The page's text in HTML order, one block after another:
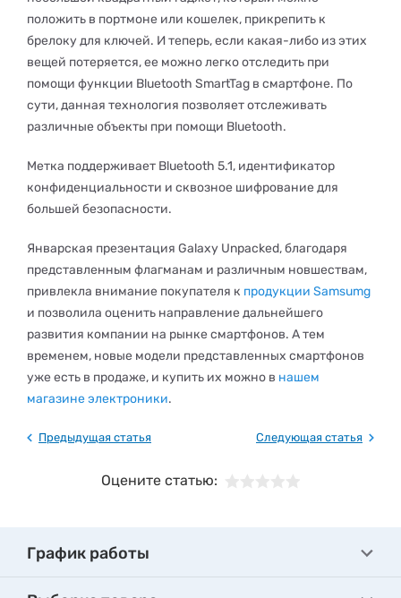
положить в портмоне или кошелек, прикрепить к
брелоку для ключей. И теперь, если какая-либо из этих
вещей потеряется, ее можно легко отследить при
помощи функции Bluetooth SmartTag в смартфоне. По
сути, данная технология позволяет отслеживать
различные объекты при помощи Bluetooth.
Метка поддерживает Bluetooth 5.1, идентификатор
конфиденциальности и сквозное шифрование для
большей безопасности.
Январская презентация Galaxy Unpacked, благодаря
представленным флагманам и различным новшествам,
привлекла внимание покупателя к продукции Samsumg
и позволила оценить направление дальнейшего
развития компании на рынке смартфонов. А тем
временем, новые модели представленных смартфонов
уже есть в продаже, и купить их можно в нашем
магазине электроники.
Предыдущая статья Следующая статья
Оцените статью:
График работы